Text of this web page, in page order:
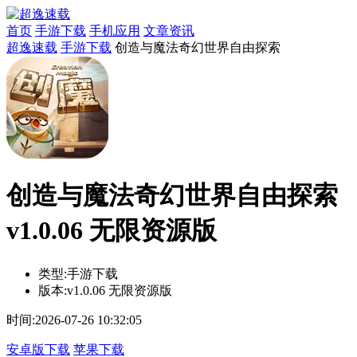
首页 手游下载 手机应用 文章资讯
超逸速载 手游下载 创造与魔法奇幻世界自由探索
创造与魔法奇幻世界自由探索
v1.0.06 无限资源版
类型:手游下载
版本:v1.0.06 无限资源版
时间:2026-07-26 10:32:05
安卓版下载 苹果下载